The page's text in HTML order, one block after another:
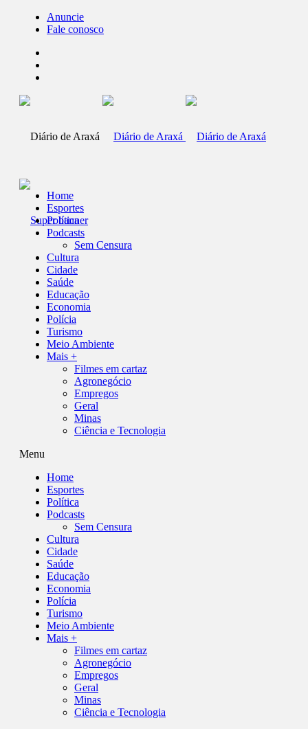
Anuncie
Fale conosco
Home
Esportes
Política
Podcasts
Sem Censura
Cultura
Cidade
Saúde
Educação
Economia
Polícia
Turismo
Meio Ambiente
Mais +
Filmes em cartaz
Agronegócio
Empregos
Geral
Minas
Ciência e Tecnologia
Menu
Home
Esportes
Política
Podcasts
Sem Censura
Cultura
Cidade
Saúde
Educação
Economia
Polícia
Turismo
Meio Ambiente
Mais +
Filmes em cartaz
Agronegócio
Empregos
Geral
Minas
Ciência e Tecnologia